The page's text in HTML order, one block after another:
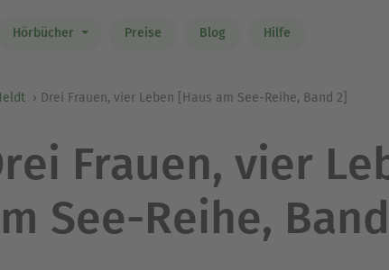
Hörbücher Preise Blog Hilfe
Drei Frauen, vier Leben [Haus am See-Reihe, Band 2]
Frauen, vier
See-Reihe,